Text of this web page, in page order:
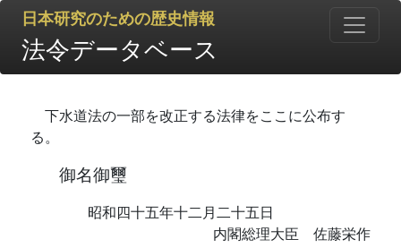
日本研究のための歴史情報
法令データベース
下水道法の一部を改正する法律をここに公布す
る。
御名御璽
昭和四十五年十二月二十五日
内閣総理大臣 佐藤栄作